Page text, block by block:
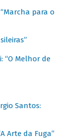
para o
“O Melhor de
Santos:
Arte da Fuga”